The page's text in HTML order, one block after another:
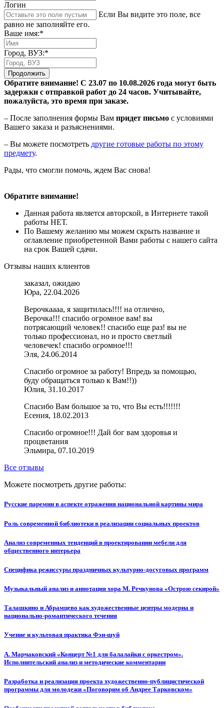
Логин
Если Вы видите это поле, все
равно не заполняйте его.
Ваше имя:*
Город, ВУЗ:*
Продолжить
Обратите внимание! С 23.07 по 10.08.2026 года могут быть
задержки с отправкой работ до 24 часов. Учитывайте,
пожалуйста, это время при заказе.
– После заполнения формы Вам придет письмо с условиями
Вашего заказа и разъяснениями.
– Вы можете посмотреть другие готовые работы по этому
предмету.
Рады, что смогли помочь, ждем Вас снова!
Обратите внимание!
Данная работа является авторской, в Интернете такой
работы НЕТ.
По Вашему желанию мы можем скрыть название и
оглавление приобретенной Вами работы с нашего сайта
на срок Вашей сдачи.
Отзывы наших клиентов
заказал, ожидаю
Юра, 22.04.2026
Верочкаааа, я защитилась!!!! на отлично,
Верочка!!! спасибо огромное вам! вы
потрясающий человек!! спасибо еще раз! вы не
только профессионал, но и просто светлый
человечек! спасибо огромное!!!
Эля, 24.06.2014
Спасибо огромное за работу! Впредь за помощью,
буду обращаться только к Вам!!))
Юлия, 31.10.2017
Спасибо Вам большое за то, что Вы есть!!!!!!!
Есения, 18.02.2013
Спасибо огромное!!! Дай бог вам здоровья и
процветания
Эльмира, 07.10.2019
Все отзывы
Можете посмотреть другие работы:
Русские паремии в аспекте отражения национальной картины мира
Роль современной библиотеки в реализации социальных проектов
Анализ современных тенденций в проектировании мебели для
общественного интерьера
Специфика режиссуры праздничных культурно-досуговых программ
Музыкальный анализ и аннотация хора М. Речкунова «Острою секирой»
Талашкино и Абрамцево как художественные центры модерна и
национально-романтического течения
Учение и культовая практика Фэн-шуй
А. Марчаковский «Концерт №1 для балалайки с оркестром».
Исполнительский анализ и методические комментарии
Разработка и реализация проекта художественно-публицистической
программы для молодежи «Поговорим об Андрее Тарковском»